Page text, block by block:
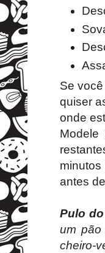
Se
quiser
onde
antes
Pulo
um pão
cheiro-